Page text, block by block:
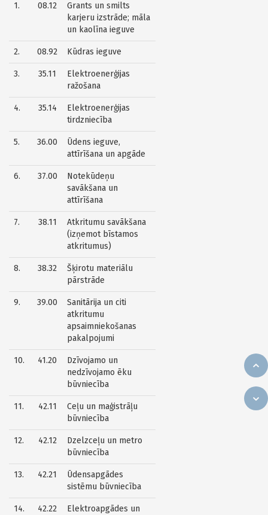
1. 08.12
Grants un smilts
karjeru izstrāde; māla
un kaolīna ieguve
2. 08.92 Kūdras ieguve
3. 35.11
Elektroenerģijas
ražošana
4. 35.14
Elektroenerģijas
tirdzniecība
5. 36.00
Ūdens ieguve,
attīrīšana un apgāde
6. 37.00
Notekūdeņu
savākšana un
attīrīšana
7. 38.11
Atkritumu savākšana
(izņemot bīstamos
atkritumus)
8. 38.32
Šķirotu materiālu
pārstrāde
9. 39.00
Sanitārija un citi
atkritumu
apsaimniekošanas
pakalpojumi
10. 41.20
Dzīvojamo un
nedzīvojamo ēku
būvniecība
11. 42.11
Ceļu un maģistrāļu
būvniecība
12. 42.12
Dzelzceļu un metro
būvniecība
13. 42.21
Ūdensapgādes
sistēmu būvniecība
14. 42.22
Elektroapgādes un